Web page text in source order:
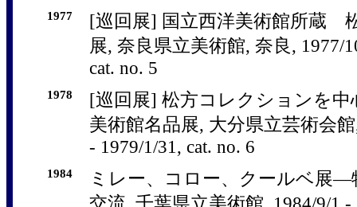
1977
[巡回展] 国立西洋美術館所蔵
展, 奈良県立美術館, 奈良, 1977/
cat. no. 5
1978
[巡回展] 松方コレクションを中
美術館名品展, 大分県立芸術会
- 1979/1/31, cat. no. 6
1984
ミレー、コロー、クールベ展―